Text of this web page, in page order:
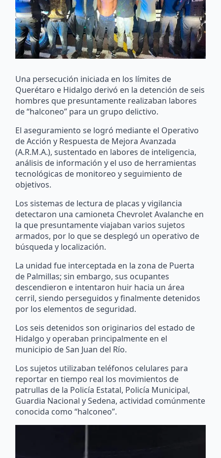
Una persecución iniciada en los límites de
Querétaro e Hidalgo derivó en la detención de seis
hombres que presuntamente realizaban labores
de “halconeo” para un grupo delictivo.
El aseguramiento se logró mediante el Operativo
de Acción y Respuesta de Mejora Avanzada
(A.R.M.A.), sustentado en labores de inteligencia,
análisis de información y el uso de herramientas
tecnológicas de monitoreo y seguimiento de
objetivos.
Los sistemas de lectura de placas y vigilancia
detectaron una camioneta Chevrolet Avalanche en
la que presuntamente viajaban varios sujetos
armados, por lo que se desplegó un operativo de
búsqueda y localización.
La unidad fue interceptada en la zona de Puerta
de Palmillas; sin embargo, sus ocupantes
descendieron e intentaron huir hacia un área
cerril, siendo perseguidos y finalmente detenidos
por los elementos de seguridad.
Los seis detenidos son originarios del estado de
Hidalgo y operaban principalmente en el
municipio de San Juan del Río.
Los sujetos utilizaban teléfonos celulares para
reportar en tiempo real los movimientos de
patrullas de la Policía Estatal, Policía Municipal,
Guardia Nacional y Sedena, actividad comúnmente
conocida como “halconeo”.